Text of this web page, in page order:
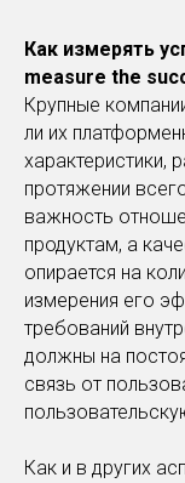
Как измерять
measure the
Крупные
ли их
протяжении
важность
продуктам, а
опирается на
измерения его
требований
должны на
связь от
Как и в других